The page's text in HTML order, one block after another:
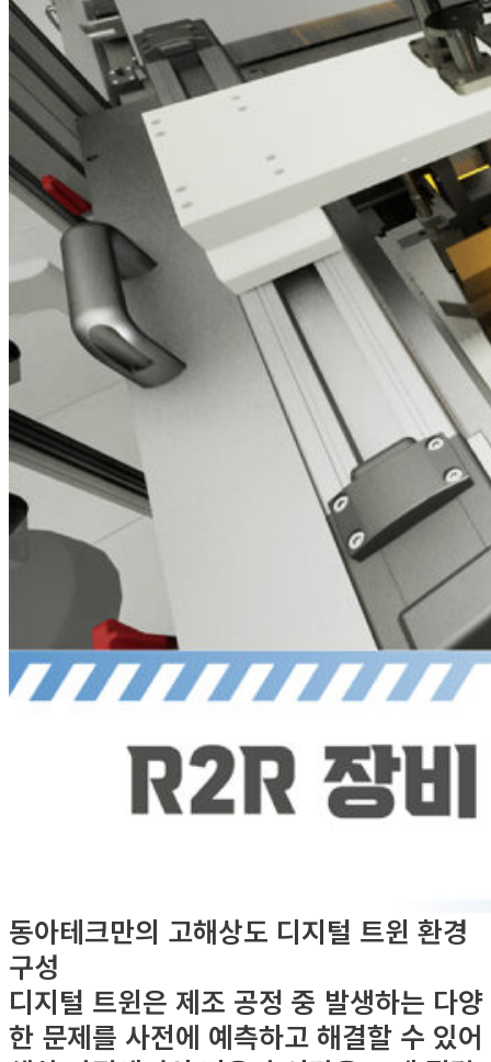
동아테크만의 고해상도 디지털 트윈 환경
구성
디지털 트윈은 제조 공정 중 발생하는 다양
한 문제를 사전에 예측하고 해결할 수 있어